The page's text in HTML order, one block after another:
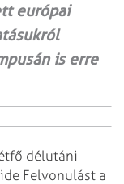
európai
is erre
délutáni
Felvonulást a